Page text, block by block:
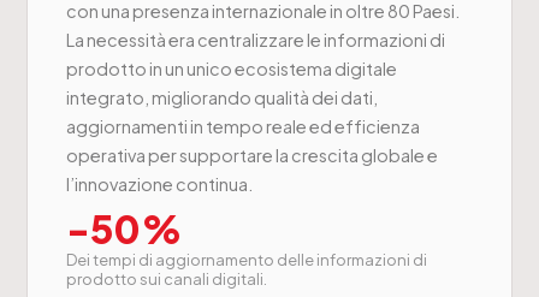
con una presenza internazionale in oltre 80 Paesi.
La necessità era centralizzare le informazioni di
prodotto in un unico ecosistema digitale
integrato, migliorando qualità dei dati,
aggiornamenti in tempo reale ed efficienza
operativa per supportare la crescita globale e
l’innovazione continua.
-50%
Dei tempi di aggiornamento delle informazioni di
prodotto sui canali digitali.